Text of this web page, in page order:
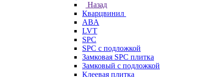
Назад
Кварцвинил
ABA
LVT
SPC
SPC с подложкой
Замковая SPC плитка
Замковый с подложкой
Клеевая плитка